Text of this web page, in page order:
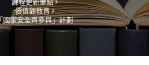
課程更新重點 >
價值觀教育 >
「國家安全齊參與」計劃